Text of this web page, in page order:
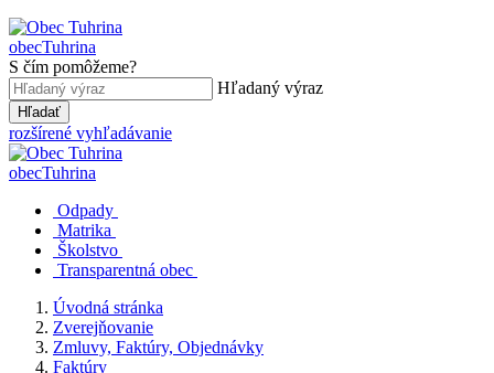
obecTuhrina
S čím pomôžeme?
Hľadaný výraz
Hľadať
rozšírené vyhľadávanie
obecTuhrina
Odpady
Matrika
Školstvo
Transparentná obec
Úvodná stránka
Zverejňovanie
Zmluvy, Faktúry, Objednávky
Faktúry